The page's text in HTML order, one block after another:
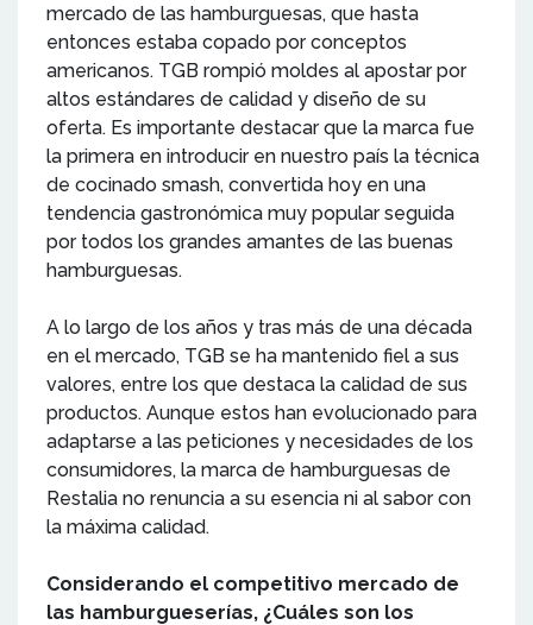
mercado de las hamburguesas, que hasta
entonces estaba copado por conceptos
americanos. TGB rompió moldes al apostar por
altos estándares de calidad y diseño de su
oferta. Es importante destacar que la marca fue
la primera en introducir en nuestro país la técnica
de cocinado smash, convertida hoy en una
tendencia gastronómica muy popular seguida
por todos los grandes amantes de las buenas
hamburguesas.
A lo largo de los años y tras más de una década
en el mercado, TGB se ha mantenido fiel a sus
valores, entre los que destaca la calidad de sus
productos. Aunque estos han evolucionado para
adaptarse a las peticiones y necesidades de los
consumidores, la marca de hamburguesas de
Restalia no renuncia a su esencia ni al sabor con
la máxima calidad.
Considerando el competitivo mercado de
las hamburgueserías, ¿Cuáles son los